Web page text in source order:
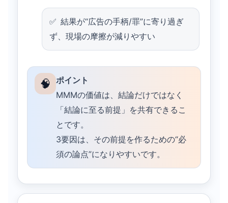
結果が“広告の手柄/罪”に寄り過ぎ
ず、現場の摩擦が減りやすい
🧠 ポイント
MMMの価値は、結論だけではなく
「結論に至る前提」を共有できるこ
とです。
3要因は、その前提を作るための“必
須の論点”になりやすいです。